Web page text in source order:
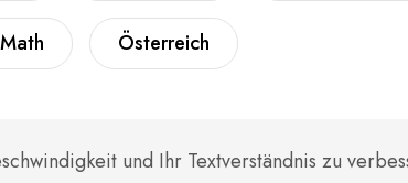
Österreich
und Ihr Textverständnis zu